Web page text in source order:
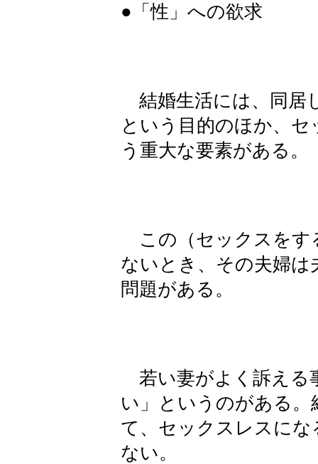
●「性」への欲求
結婚生活には、同居
という目的のほか、
う重大な要素がある。
この（セックスをす
ないとき、その夫婦
問題がある。
若い妻がよく訴える
い」というのがある。
て、セックスレスに
ない。